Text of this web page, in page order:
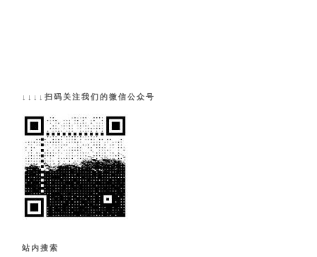
↓↓↓↓扫码关注我们的微信公众号
站内搜索